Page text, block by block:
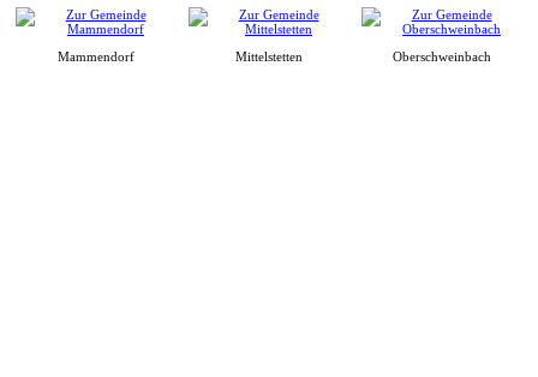
Mammendorf Mittelstetten Oberschweinbach